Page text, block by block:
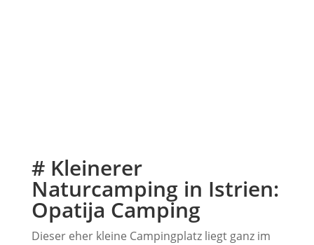
# Kleinerer
Naturcamping in Istrien:
Opatija Camping
Dieser eher kleine Campingplatz liegt ganz im